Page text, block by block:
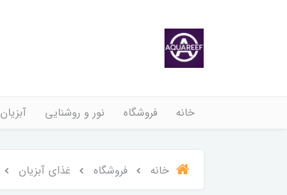
خانه فروشگاه نور و روشنایی آبزیان
خانه فروشگاه غذای آبزیان